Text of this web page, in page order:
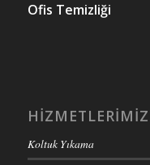
Ofis Temizliği
HIZMETLERIMIZ
Koltuk Yıkama